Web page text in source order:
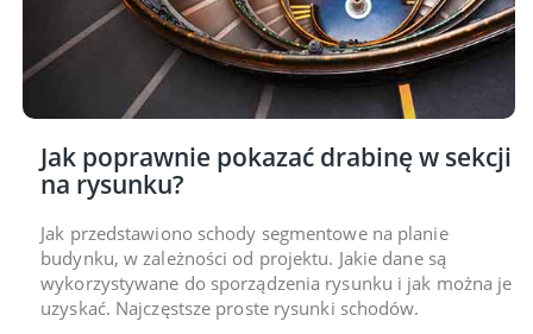
Jak poprawnie pokazać drabinę w sekcji
na rysunku?
Jak przedstawiono schody segmentowe na planie
budynku, w zależności od projektu. Jakie dane są
wykorzystywane do sporządzenia rysunku i jak można je
uzyskać. Najczęstsze proste rysunki schodów.